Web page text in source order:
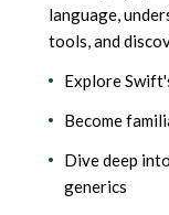
language,
tools, and
Explore
Become
Dive deep
generics